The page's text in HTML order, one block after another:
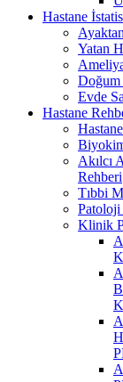
Hastane
Yatan
Doğum
Evde
Hastane
Akılcı
Rehberi
Tıbbi
Patoloji
Klinik